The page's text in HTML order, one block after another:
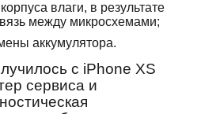
влаги, в результате
между микросхемами;
аккумулятора.
с iPhone XS
сервиса и